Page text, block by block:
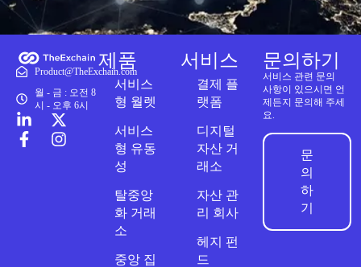
Product@TheExchain.com
월 - 금 : 오전 8
시 - 오후 6시
제품
서비스
형 월렛
서비스
형 유동
성
탈중앙
화 거래
소
중앙 집
서비스
결제 플
랫폼
디지털
자산 거
래소
자산 관
리 회사
헤지 펀
드
문의하기
서비스 관련 문의
사항이 있으시면 언
제든지 문의해 주세
요.
문
의
하
기